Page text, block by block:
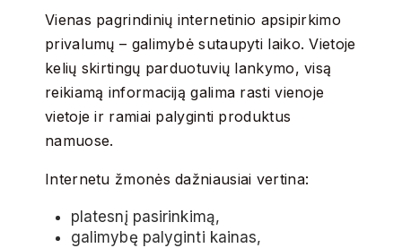
Vienas pagrindinių internetinio apsipirkimo
privalumų – galimybė sutaupyti laiko. Vietoje
kelių skirtingų parduotuvių lankymo, visą
reikiamą informaciją galima rasti vienoje
vietoje ir ramiai palyginti produktus
namuose.
Internetu žmonės dažniausiai vertina:
platesnį pasirinkimą,
galimybę palyginti kainas,